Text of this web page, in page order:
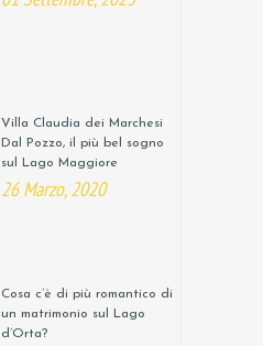
Villa Claudia dei Marchesi
Dal Pozzo, il più bel sogno
sul Lago Maggiore
26 Marzo, 2020
Cosa c’è di più romantico di
un matrimonio sul Lago
d’Orta?